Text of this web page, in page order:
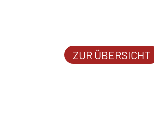
ZUR ÜBERSICHT